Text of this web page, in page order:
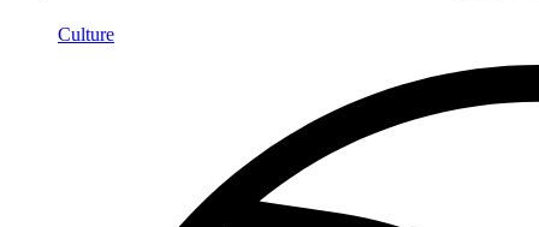
Culture